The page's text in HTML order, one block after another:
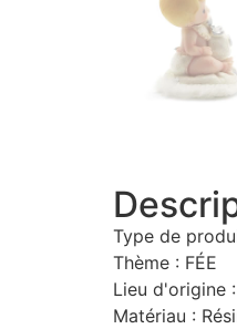
Type de
Thème : FÉE
Lieu d'origine
Matériau :